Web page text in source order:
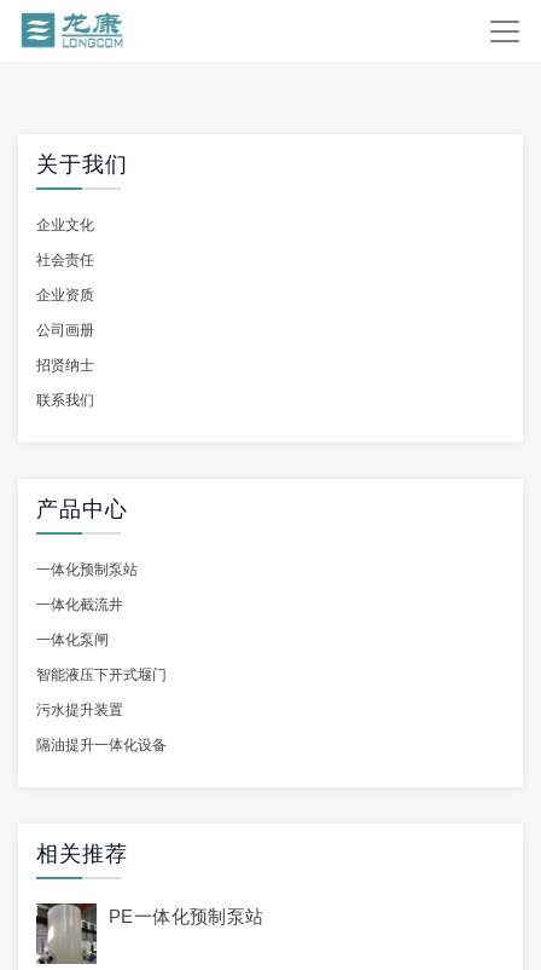
关于我们
企业文化
社会责任
企业资质
公司画册
招贤纳士
联系我们
产品中心
一体化预制泵站
一体化截流井
一体化泵闸
智能液压下开式堰门
污水提升装置
隔油提升一体化设备
相关推荐
PE一体化预制泵站